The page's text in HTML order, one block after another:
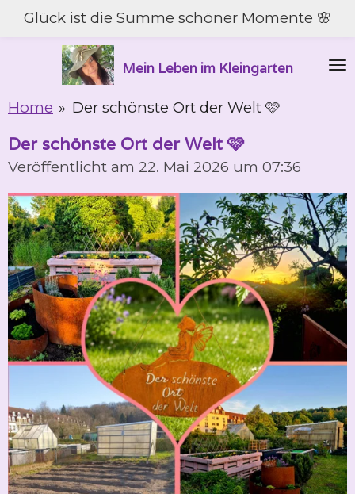
Zum
springen
Mein Leben im Kleingarten
Glück ist die Summe schöner Momente 🌸
Home » Der schönste Ort der Welt 🩷
Der schönste Ort der Welt 🩷
Veröffentlicht am 22. Mai 2026 um 07:36